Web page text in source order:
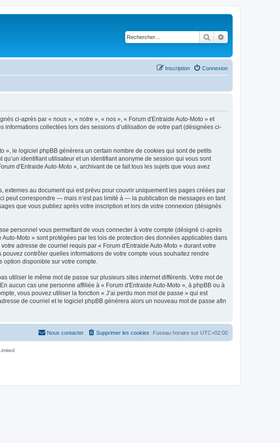
Rechercher
Connexion
Inscription
ci-après par « nous », « notre », « nos », « Forum d'Entraide Auto-Moto » et
collectées lors des sessions d’utilisation de votre part (désignées ci-
», le logiciel phpBB génèrera un certain nombre de cookies qui sont de petits
identifiant utilisateur et un identifiant anonyme de session qui vous sont
d'Entraide Auto-Moto », archivant de ce fait tous les sujets que vous avez
au document qui est prévu pour couvrir uniquement les pages créées par
peut correspondre — mais n’est pas limité à — la publication de messages en tant
que vous publiez après votre inscription et lors de votre connexion (désignés
personnel vous permettant de vous connecter à votre compte (désigné ci-après
Moto » sont protégées par les lois de protection des données applicables dans
adresse de courriel requis par « Forum d'Entraide Auto-Moto » durant votre
contrôler quelles informations de votre compte vous souhaitez rendre
option disponible sur votre compte.
utiliser le même mot de passe sur plusieurs sites internet différents. Votre mot de
aucun cas une personne affiliée à « Forum d'Entraide Auto-Moto », à phpBB ou à
vous pouvez utiliser la fonction « J’ai perdu mon mot de passe » qui est
de courriel et le logiciel phpBB générera alors un nouveau mot de passe afin
Fuseau horaire sur UTC+02:00
Supprimer les cookies
Nous contacter